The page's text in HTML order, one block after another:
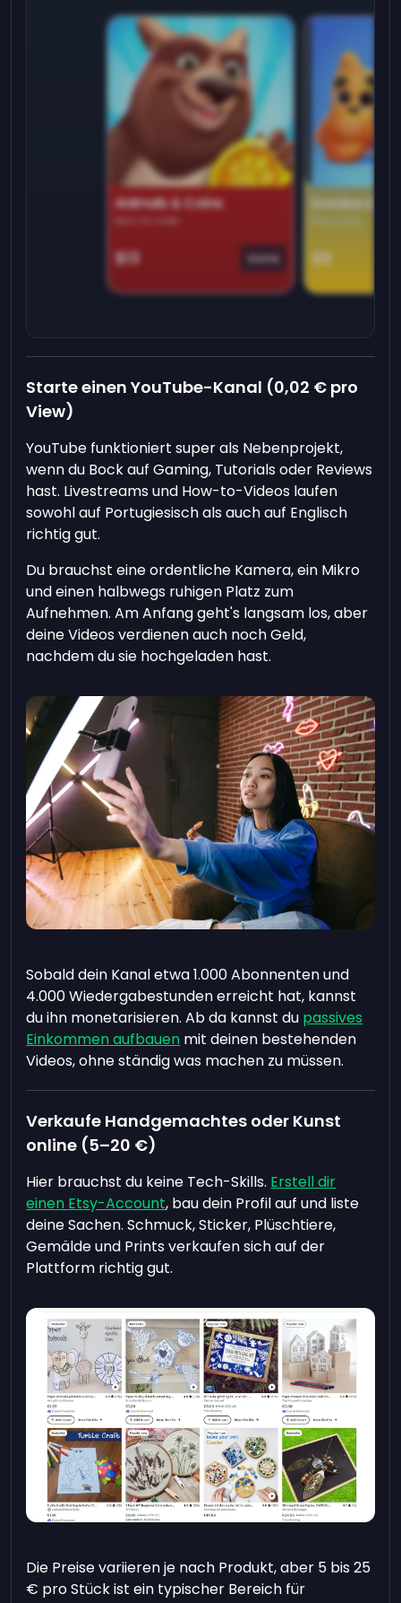
Animals & Coins
Earn on side
$13 Game
Domino
$9
Starte einen YouTube-Kanal (0,02 € pro
View)
YouTube funktioniert super als Nebenprojekt,
wenn du Bock auf Gaming, Tutorials oder Reviews
hast. Livestreams und How-to-Videos laufen
sowohl auf Portugiesisch als auch auf Englisch
richtig gut.
Du brauchst eine ordentliche Kamera, ein Mikro
und einen halbwegs ruhigen Platz zum
Aufnehmen. Am Anfang geht's langsam los, aber
deine Videos verdienen auch noch Geld,
nachdem du sie hochgeladen hast.
Sobald dein Kanal etwa 1.000 Abonnenten und
4.000 Wiedergabestunden erreicht hat, kannst
du ihn monetarisieren. Ab da kannst du passives
Einkommen aufbauen mit deinen bestehenden
Videos, ohne ständig was machen zu müssen.
Verkaufe Handgemachtes oder Kunst
online (5–20 €)
Hier brauchst du keine Tech-Skills. Erstell dir
einen Etsy-Account, bau dein Profil auf und liste
deine Sachen. Schmuck, Sticker, Plüschtiere,
Gemälde und Prints verkaufen sich auf der
Plattform richtig gut.
Die Preise variieren je nach Produkt, aber 5 bis 25
€ pro Stück ist ein typischer Bereich für